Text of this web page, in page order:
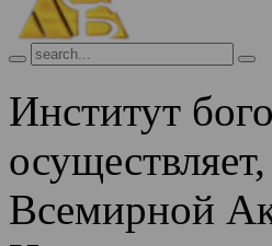
Институт
Всемирной